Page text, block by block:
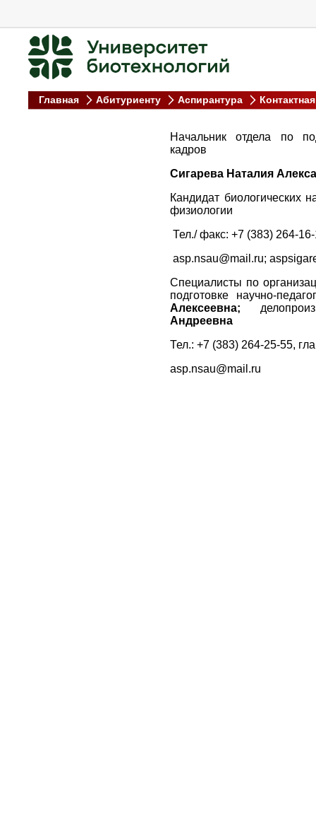
Главная Абитуриенту Аспирантура
Начальник отдела по
кадров
Сигарева Наталия
Кандидат биологических
физиологии
Тел./ факс: +7 (383) 264-
asp.nsau@mail.ru;
Специалисты по
подготовке научно-
Алексеевна;
Андреевна
Тел.: +7 (383) 264-25-55,
asp.nsau@mail.ru